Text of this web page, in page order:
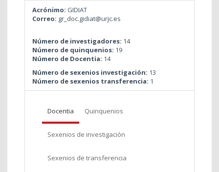
Acrónimo: GIDIAT
Correo: gr_doc.gidiat@urjc.es
Número de investigadores: 14
Número de quinquenios: 19
Número de Docentia: 14
Número de sexenios investigación: 13
Número de sexenios transferencia: 1
Docentia Quinquenios
Sexenios de investigación
Sexenios de transferencia